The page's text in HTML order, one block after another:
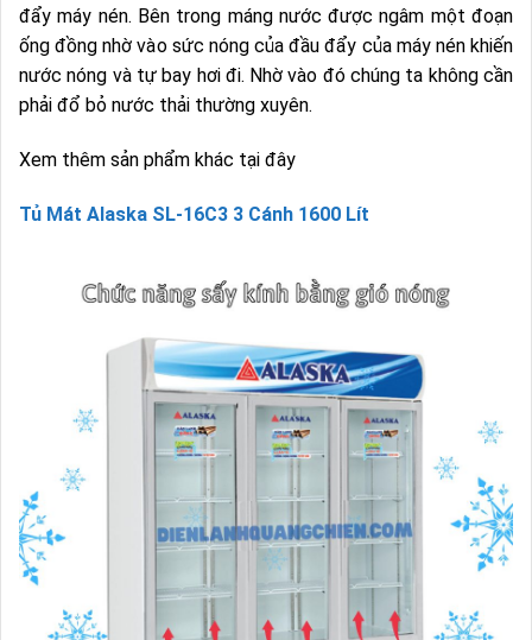
đẩy máy nén. Bên trong máng nước được ngâm một đoạn
ống đồng nhờ vào sức nóng của đầu đẩy của máy nén khiến
nước nóng và tự bay hơi đi. Nhờ vào đó chúng ta không cần
phải đổ bỏ nước thải thường xuyên.
Xem thêm sản phẩm khác tại đây
Tủ Mát Alaska SL-16C3 3 Cánh 1600 Lít